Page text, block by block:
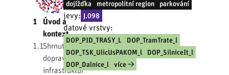
1
Úvod a
kontext
1.1Shrnutí
dopravní
infrastruktury
dojížďka metropolitní region parkování
jevy: J.098
datové vrstvy:
DOP_PID_TRASY_L
DOP_TramTrate_l
DOP_TSK_UlicUsPAKOM_l
DOP_SilniceIt_l
DOP_Dalnice_l
více